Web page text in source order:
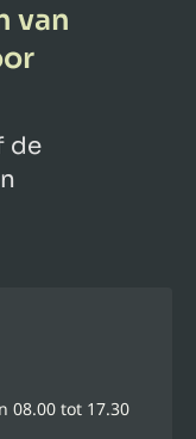
van
de
08.00 tot 17.30